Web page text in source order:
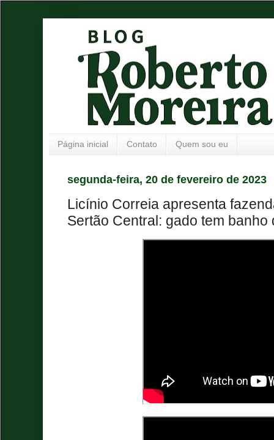
Página inicial Contato Quem sou eu
segunda-feira, 20 de fevereiro de 2023
Licínio Correia apresenta
Sertão Central: gado tem